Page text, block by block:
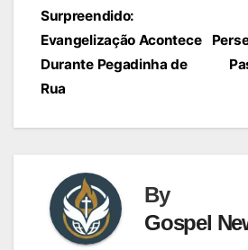
de
Post
Surpreendido:
Evangelização Acontece
Durante Pegadinha de
Rua
By
Gospel